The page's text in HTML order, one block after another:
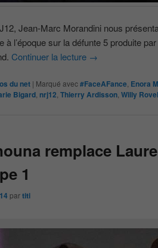
Jean-Marc Morandini nous
à l’époque sur la défunte 5 produite
Continuer la lecture →
du net | Marqué avec#FaceAFance Enora
Bigard nrj12 Thierry Ardisson Willy
remplace
1
partiti